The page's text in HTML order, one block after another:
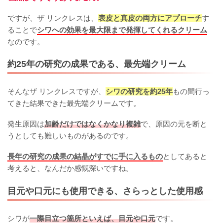
ですが、ザ リンクレスは、 表皮と真皮の両方にアプローチす
ることでシワへの効果を最大限まで発揮してくれるクリーム
なのです。
約25年の研究の成果である、最先端クリーム
そんなザ リンクレスですが、 シワの研究を約25年もの間行っ
てきた結果できた最先端クリームです。
発生原因は加齢だけではなくかなり複雑で、原因の元を断と
うとしても難しいものがあるのです。
長年の研究の成果の結晶がすでに手に入るものとしてあると
考えると、なんだか感慨深いですね。
目元や口元にも使用できる、さらっとした使用感
シワが一際目立つ箇所といえば、目元や口元です。